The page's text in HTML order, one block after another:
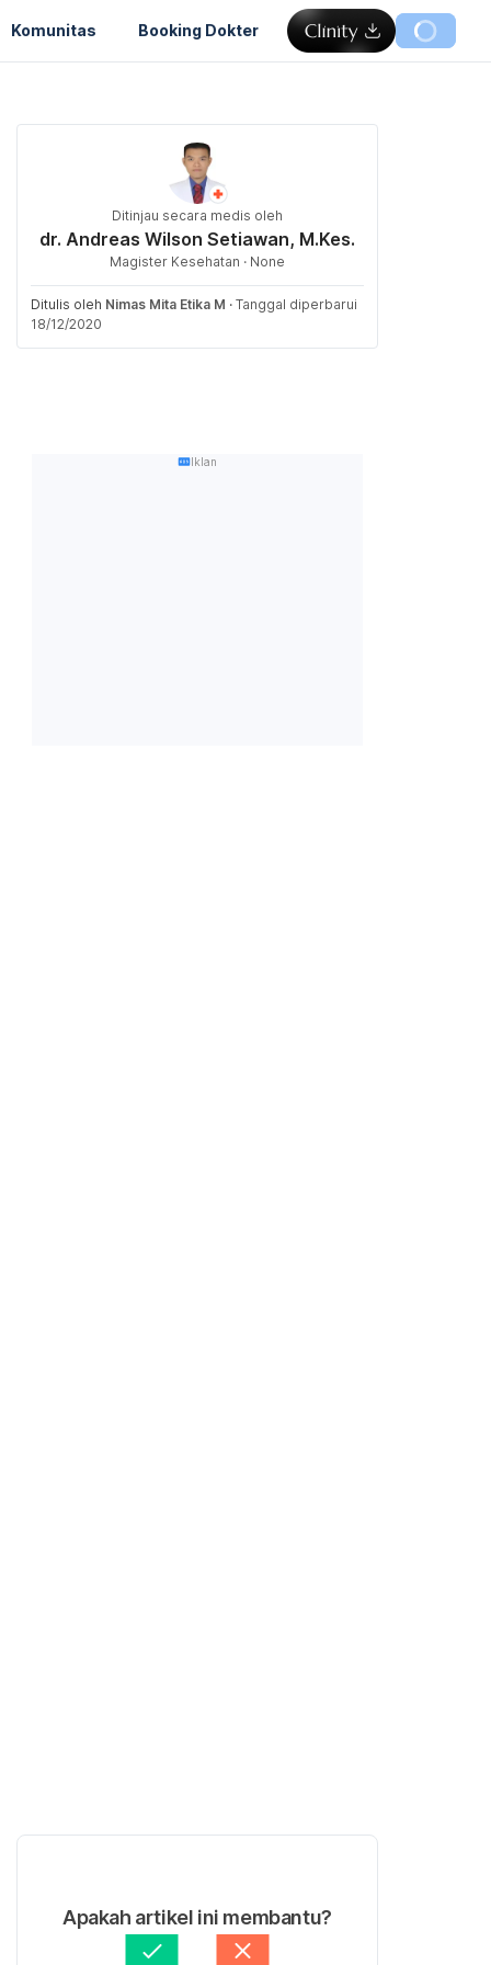
Komunitas Booking Dokter
Ditinjau secara medis oleh
dr. Andreas Wilson Setiawan, M.Kes.
Magister Kesehatan · None
Ditulis oleh Nimas Mita Etika M · Tanggal diperbarui
18/12/2020
Iklan
Apakah artikel ini membantu?